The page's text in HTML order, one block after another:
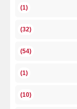
(1)
(32)
(54)
(1)
(10)